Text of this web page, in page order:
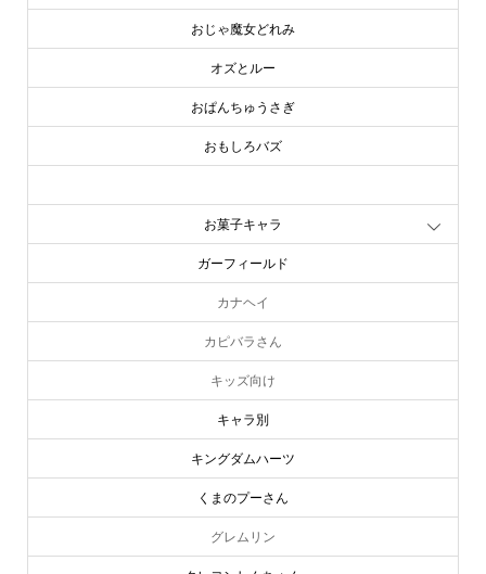
おじゃ魔女どれみ
オズとルー
おぱんちゅうさぎ
おもしろバズ
お菓子キャラ
ガーフィールド
カナヘイ
カピバラさん
キッズ向け
キャラ別
キングダムハーツ
くまのプーさん
グレムリン